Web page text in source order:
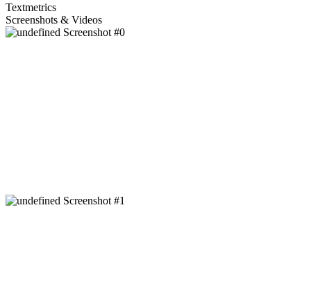
Textmetrics
Screenshots & Videos